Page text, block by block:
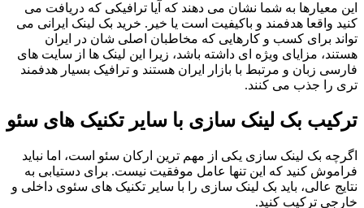
این معیارها به شما نشان می دهند که آیا ترافیکی که دریافت می
کنید واقعا هدفمند و باکیفیت است یا خیر. خرید بک لینک ایرانی می
تواند برای کسب و کارهایی که مخاطبان اصلی شان در ایران
هستند، مزایای ویژه ای داشته باشد، زیرا این لینک ها از سایت های
فارسی زبان و مرتبط با بازار ایران هستند و ترافیک بسیار هدفمند
تری را جذب می کنند.
ترکیب بک لینک سازی با سایر تکنیک های سئو
اگرچه بک لینک سازی یکی از مهم ترین ارکان سئو است، اما نباید
فراموش کنید که این تنها عامل موفقیت نیست. برای دستیابی به
نتایج عالی، باید بک لینک سازی را با سایر تکنیک های سئوی داخلی و
خارجی ترکیب کنید.